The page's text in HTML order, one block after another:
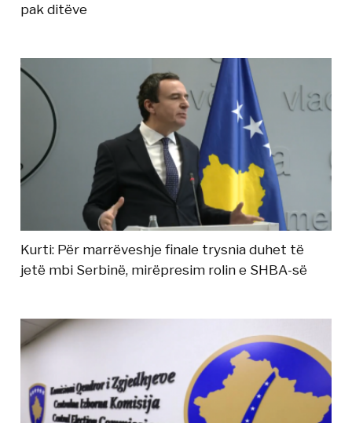
pak ditëve
Kurti: Për marrëveshje finale trysnia duhet të
jetë mbi Serbinë, mirëpresim rolin e SHBA-së